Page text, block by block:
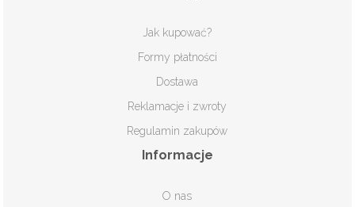
Jak kupować?
Formy płatności
Dostawa
Reklamacje i zwroty
Regulamin zakupów
Informacje
O nas